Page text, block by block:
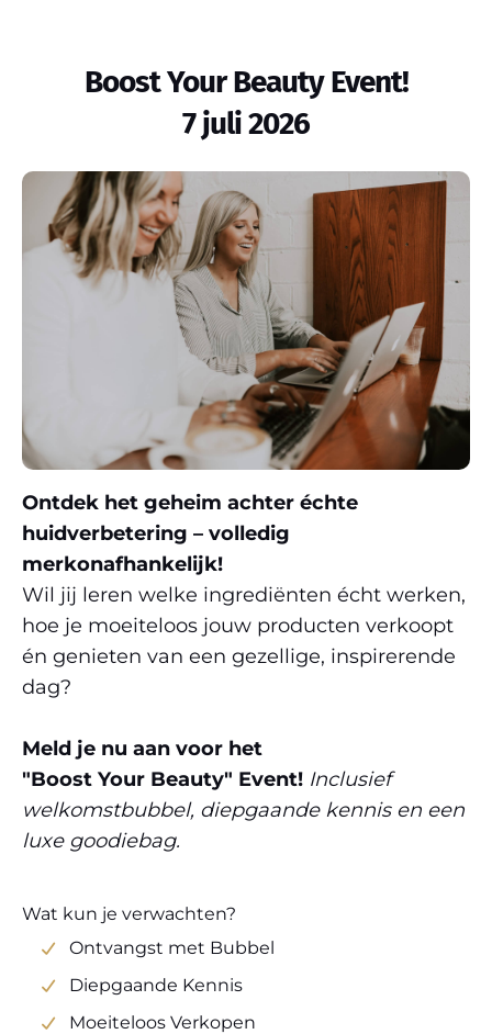
Boost Your Beauty Event!
7 juli 2026
Ontdek het geheim achter échte
huidverbetering – volledig
merkonafhankelijk!
Wil jij leren welke ingrediënten écht werken,
hoe je moeiteloos jouw producten verkoopt
én genieten van een gezellige, inspirerende
dag?
Meld je nu aan voor het
"Boost Your Beauty" Event! Inclusief
welkomstbubbel, diepgaande kennis en een
luxe goodiebag.
Wat kun je verwachten?
Ontvangst met Bubbel
Diepgaande Kennis
Moeiteloos Verkopen